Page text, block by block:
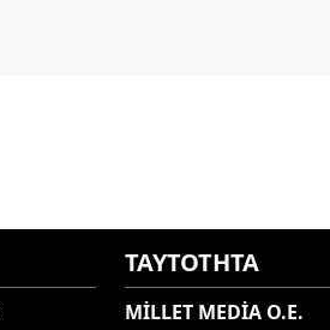
ΤΑΥΤΟΤΗΤΑ
MİLLET MEDİA O.E.